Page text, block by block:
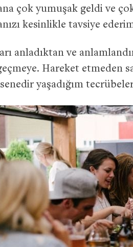
çok yumuşak geldi ve
kesinlikle tavsiye
anladıktan ve
Hareket etmeden
yaşadığım